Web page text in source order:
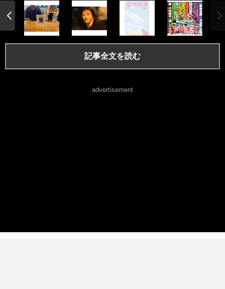
記事全文を読む
advertisement